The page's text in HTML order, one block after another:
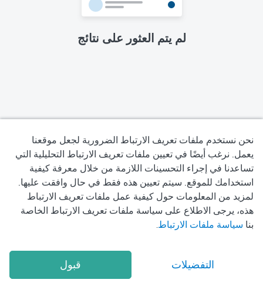
لم يتم العثور على نتائج
نحن نستخدم ملفات تعريف الارتباط الضرورية لجعل موقعنا
يعمل. نرغب أيضًا في تعيين ملفات تعريف الارتباط التحليلية التي
تساعدنا في إجراء التحسينات اللازمة من خلال معرفة كيفية
استخدامك للموقع. سيتم تعيين هذه فقط في حال وافقت عليها.
لمزيد من المعلومات حول كيفية عمل ملفات تعريف الارتباط
هذه، يرجى الاطلاع على سياسة ملفات تعريف الارتباط الخاصة
بنا سياسة ملفات الارتباط.
التفضيلات قبول